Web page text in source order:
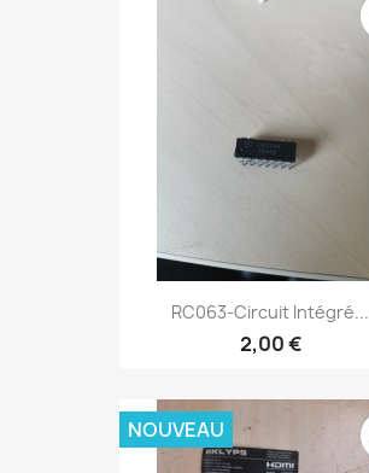
RC063-Circuit Intégré...
2,00 €
NOUVEAU